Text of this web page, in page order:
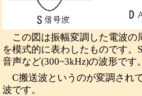
この図は振幅変調した電波の
を模式的に表わしたものです。
音声など(300~3kHz)の波形です。
C搬送波というのが変調され
波です。